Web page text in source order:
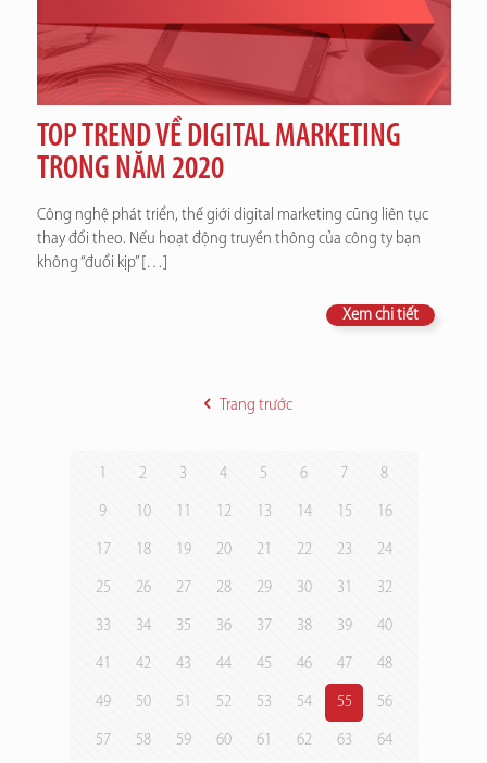
TOP TREND VỀ DIGITAL MARKETING
TRONG NĂM 2020
Công nghệ phát triển, thế giới digital marketing cũng liên tục
thay đổi theo. Nếu hoạt động truyền thông của công ty bạn
không “đuổi kịp”[…]
Xem chi tiết
Trang trước
1 2 3 4 5 6 7 8
9 10 11 12 13 14 15 16
17 18 19 20 21 22 23 24
25 26 27 28 29 30 31 32
33 34 35 36 37 38 39 40
41 42 43 44 45 46 47 48
49 50 51 52 53 54 55 56
57 58 59 60 61 62 63 64